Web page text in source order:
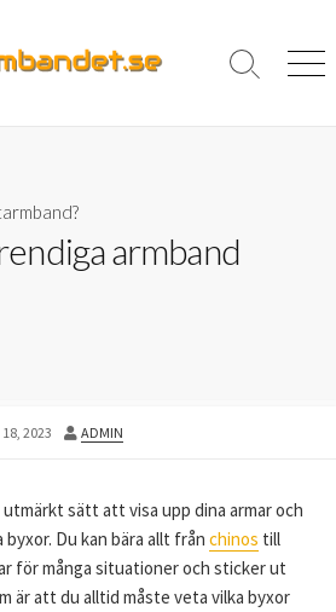
Search
armband
2023 AUTHOR
ADMIN
sätt att visa upp dina armar och
Du kan bära allt från chinos till
för många situationer och sticker ut
är att du alltid måste veta vilka byxor